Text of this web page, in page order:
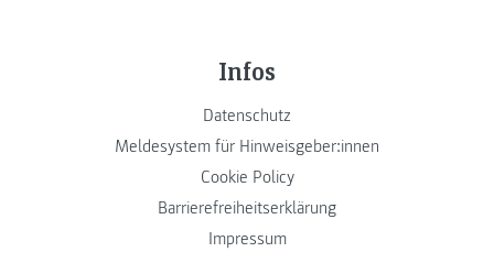
Infos
Datenschutz
Meldesystem für Hinweisgeber:innen
Cookie Policy
Barrierefreiheitserklärung
Impressum